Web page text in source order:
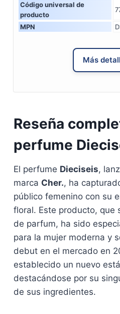
Código universal de
producto
MPN
Más
Reseña
perfume
El perfume Dieciseis,
marca Cher., ha
público femenino con su
floral. Este producto, que
de parfum, ha sido
para la mujer moderna y
debut en el mercado en
establecido un nuevo
destacándose por su
de sus ingredientes.